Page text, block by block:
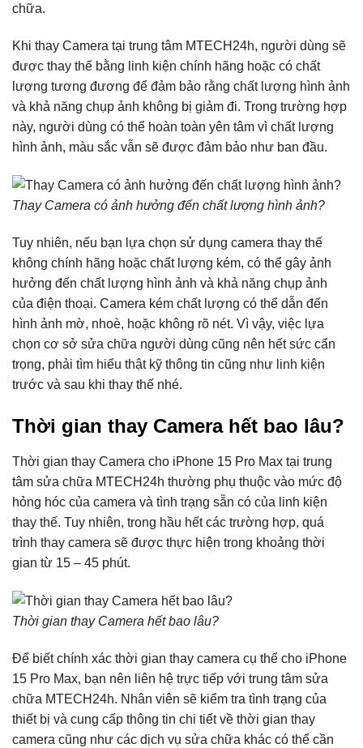
chữa.
Khi thay Camera tại trung tâm MTECH24h, người dùng sẽ
được thay thế bằng linh kiện chính hãng hoặc có chất
lượng tương đương để đảm bảo rằng chất lượng hình ảnh
và khả năng chụp ảnh không bị giảm đi. Trong trường hợp
này, người dùng có thể hoàn toàn yên tâm vì chất lượng
hình ảnh, màu sắc vẫn sẽ được đảm bảo như ban đầu.
Thay Camera có ảnh hưởng đến chất lượng hình ảnh?
Tuy nhiên, nếu bạn lựa chọn sử dụng camera thay thế
không chính hãng hoặc chất lượng kém, có thể gây ảnh
hưởng đến chất lượng hình ảnh và khả năng chụp ảnh
của điện thoại. Camera kém chất lượng có thể dẫn đến
hình ảnh mờ, nhoè, hoặc không rõ nét. Vì vậy, việc lựa
chọn cơ sở sửa chữa người dùng cũng nên hết sức cẩn
trọng, phải tìm hiểu thật kỹ thông tin cũng như linh kiện
trước và sau khi thay thế nhé.
Thời gian thay Camera hết bao lâu?
Thời gian thay Camera cho iPhone 15 Pro Max tại trung
tâm sửa chữa MTECH24h thường phụ thuộc vào mức độ
hỏng hóc của camera và tình trạng sẵn có của linh kiện
thay thế. Tuy nhiên, trong hầu hết các trường hợp, quá
trình thay camera sẽ được thực hiện trong khoảng thời
gian từ 15 – 45 phút.
Thời gian thay Camera hết bao lâu?
Để biết chính xác thời gian thay camera cụ thể cho iPhone
15 Pro Max, bạn nên liên hệ trực tiếp với trung tâm sửa
chữa MTECH24h. Nhân viên sẽ kiểm tra tình trạng của
thiết bị và cung cấp thông tin chi tiết về thời gian thay
camera cũng như các dịch vụ sửa chữa khác có thể cần